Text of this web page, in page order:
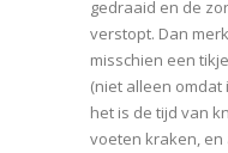
gedraaid en de
verstopt. Dan
misschien een
(niet alleen omdat
het is de tijd van
voeten kraken,